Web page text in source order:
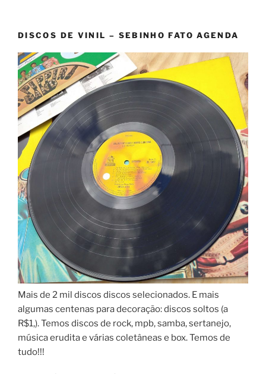
DISCOS DE VINIL – SEBINHO FATO AGENDA
Mais de 2 mil discos discos selecionados. E mais
algumas centenas para decoração: discos soltos (a
R$1,). Temos discos de rock, mpb, samba, sertanejo,
música erudita e várias coletâneas e box. Temos de
tudo!!!